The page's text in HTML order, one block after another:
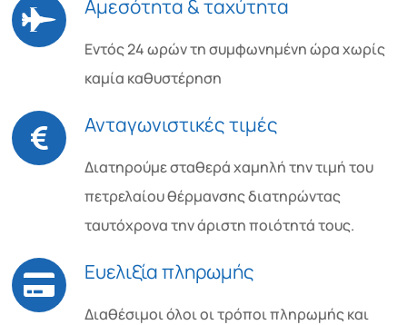
Αμεσότητα & ταχύτητα
Εντός 24 ωρών τη συμφωνημένη ώρα χωρίς
καμία καθυστέρηση
Ανταγωνιστικές τιμές
Διατηρούμε σταθερά χαμηλή την τιμή του
πετρελαίου θέρμανσης διατηρώντας
ταυτόχρονα την άριστη ποιότητά τους.
Ευελιξία πληρωμής
Διαθέσιμοι όλοι οι τρόποι πληρωμής και